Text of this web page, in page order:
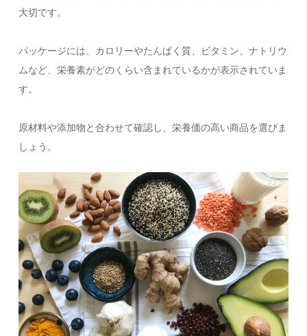
大切です。
パッケージには、カロリーやたんぱく質、ビタミン、ナトリウ
ムなど、栄養素がどのくらい含まれているかが表示されていま
す。
原材料や添加物と合わせて確認し、栄養価の高い商品を選びま
しょう。